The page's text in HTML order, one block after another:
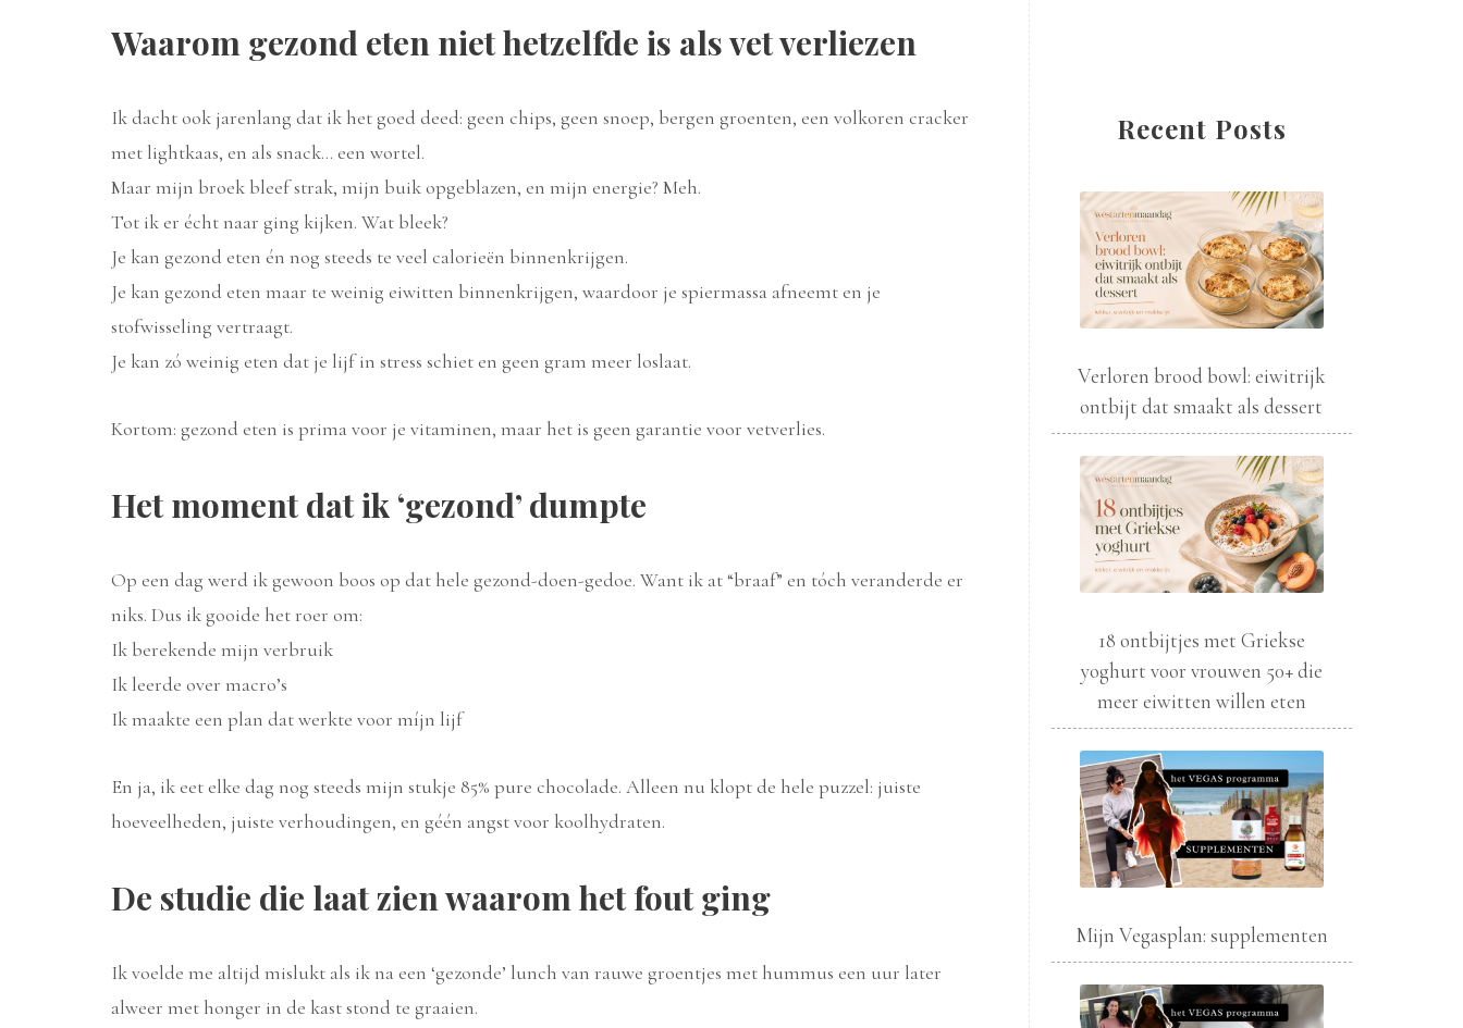
Waarom gezond eten niet hetzelfde is als vet verliezen
Ik dacht ook jarenlang dat ik het goed deed: geen chips, geen snoep, bergen groenten, een volkoren cracker
met lightkaas, en als snack… een wortel.
Maar mijn broek bleef strak, mijn buik opgeblazen, en mijn energie? Meh.
Tot ik er écht naar ging kijken. Wat bleek?
Je kan gezond eten én nog steeds te veel calorieën binnenkrijgen.
Je kan gezond eten maar te weinig eiwitten binnenkrijgen, waardoor je spiermassa afneemt en je
stofwisseling vertraagt.
Je kan zó weinig eten dat je lijf in stress schiet en geen gram meer loslaat.
Kortom: gezond eten is prima voor je vitaminen, maar het is geen garantie voor vetverlies.
Het moment dat ik ‘gezond’ dumpte
Op een dag werd ik gewoon boos op dat hele gezond-doen-gedoe. Want ik at “braaf” en tóch veranderde er
niks. Dus ik gooide het roer om:
Ik berekende mijn verbruik
Ik leerde over macro’s
Ik maakte een plan dat werkte voor míjn lijf
En ja, ik eet elke dag nog steeds mijn stukje 85% pure chocolade. Alleen nu klopt de hele puzzel: juiste
hoeveelheden, juiste verhoudingen, en géén angst voor koolhydraten.
De studie die laat zien waarom het fout ging
Ik voelde me altijd mislukt als ik na een ‘gezonde’ lunch van rauwe groentjes met hummus een uur later
alweer met honger in de kast stond te graaien.
Recent Posts
Verloren brood bowl: eiwitrijk
ontbijt dat smaakt als dessert
18 ontbijtjes met Griekse
yoghurt voor vrouwen 50+ die
meer eiwitten willen eten
Mijn Vegasplan: supplementen